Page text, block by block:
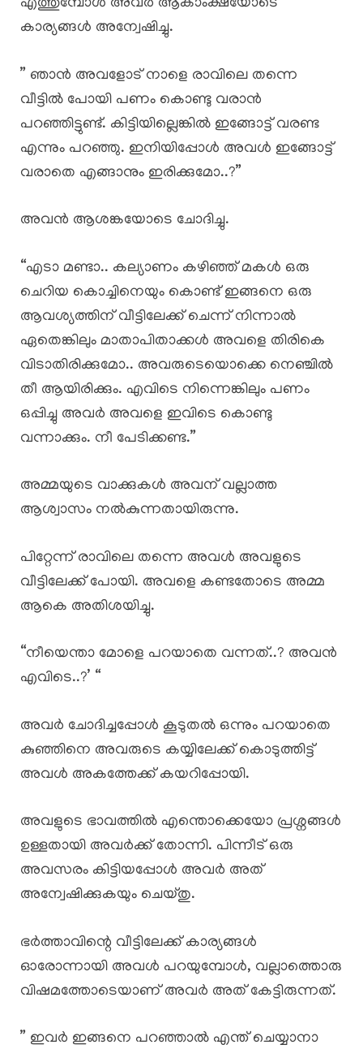
എത്തുമ്പോൾ അവർ ആകാംക്ഷയോടെ
കാര്യങ്ങൾ അന്വേഷിച്ചു.
” ഞാൻ അവളോട് നാളെ രാവിലെ തന്നെ
വീട്ടിൽ പോയി പണം കൊണ്ടു വരാൻ
പറഞ്ഞിട്ടുണ്ട്. കിട്ടിയില്ലെങ്കിൽ ഇങ്ങോട്ട് വരണ്ട
എന്നും പറഞ്ഞു. ഇനിയിപ്പോൾ അവൾ ഇങ്ങോട്ട്
വരാതെ എങ്ങാനും ഇരിക്കുമോ..?”
അവൻ ആശങ്കയോടെ ചോദിച്ചു.
“എടാ മണ്ടാ.. കല്യാണം കഴിഞ്ഞ് മകൾ ഒരു
ചെറിയ കൊച്ചിനെയും കൊണ്ട് ഇങ്ങനെ ഒരു
ആവശ്യത്തിന് വീട്ടിലേക്ക് ചെന്ന് നിന്നാൽ
ഏതെങ്കിലും മാതാപിതാക്കൾ അവളെ തിരികെ
വിടാതിരിക്കുമോ.. അവരുടെയൊക്കെ നെഞ്ചിൽ
തീ ആയിരിക്കും. എവിടെ നിന്നെങ്കിലും പണം
ഒപ്പിച്ചു അവർ അവളെ ഇവിടെ കൊണ്ടു
വന്നാക്കും. നീ പേടിക്കണ്ട.”
അമ്മയുടെ വാക്കുകൾ അവന് വല്ലാത്ത
ആശ്വാസം നൽകുന്നതായിരുന്നു.
പിറ്റേന്ന് രാവിലെ തന്നെ അവൾ അവളുടെ
വീട്ടിലേക്ക് പോയി. അവളെ കണ്ടതോടെ അമ്മ
ആകെ അതിശയിച്ചു.
“നീയെന്താ മോളെ പറയാതെ വന്നത്..? അവൻ
എവിടെ..?’ “
അവർ ചോദിച്ചപ്പോൾ കൂടുതൽ ഒന്നും പറയാതെ
കുഞ്ഞിനെ അവരുടെ കയ്യിലേക്ക് കൊടുത്തിട്ട്
അവൾ അകത്തേക്ക് കയറിപ്പോയി.
അവളുടെ ഭാവത്തിൽ എന്തൊക്കെയോ പ്രശ്നങ്ങൾ
ഉള്ളതായി അവർക്ക് തോന്നി. പിന്നീട് ഒരു
അവസരം കിട്ടിയപ്പോൾ അവർ അത്
അന്വേഷിക്കുകയും ചെയ്തു.
ഭർത്താവിന്റെ വീട്ടിലേക്ക് കാര്യങ്ങൾ
ഓരോന്നായി അവൾ പറയുമ്പോൾ, വല്ലാത്തൊരു
വിഷമത്തോടെയാണ് അവർ അത് കേട്ടിരുന്നത്.
” ഇവർ ഇങ്ങനെ പറഞ്ഞാൽ എന്ത് ചെയ്യാനാ